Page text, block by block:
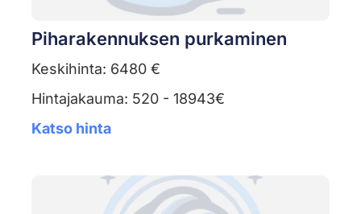
Piharakennuksen purkaminen
Keskihinta: 6480 €
Hintajakauma: 520 - 18943€
Katso hinta